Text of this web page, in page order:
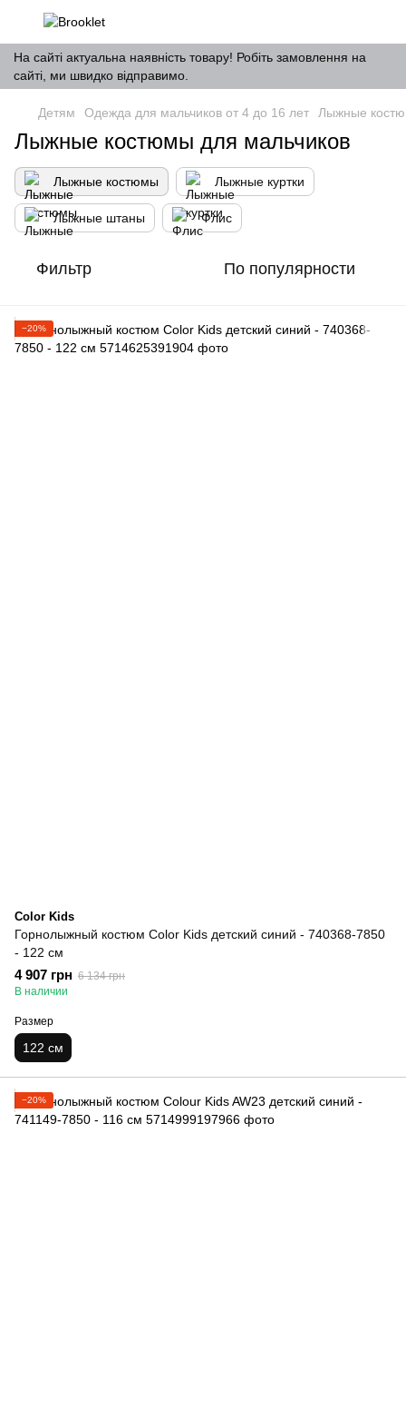
На сайті актуальна наявність товару! Робіть замовлення на
сайті, ми швидко відправимо.
Детям Одежда для мальчиков от 4 до 16 лет Лыжные
Лыжные костюмы для мальчиков
Лыжные костюмы Лыжные куртки
Лыжные штаны Флис
Фильтр По популярности
−20%
Color Kids
Горнолыжный костюм Color Kids детский синий - 740368-7850
- 122 см
4 907 грн 6 134 грн
В наличии
Размер
122 см
−20%